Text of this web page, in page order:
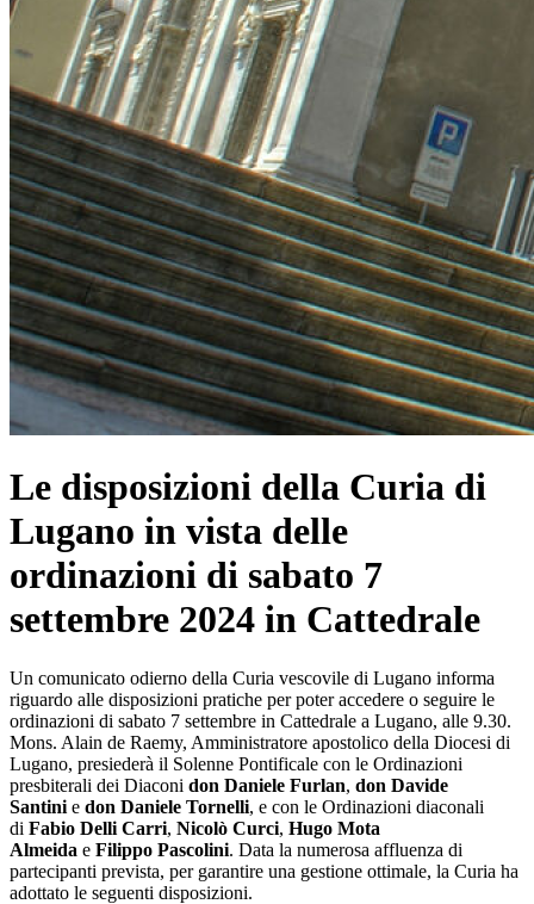
Le disposizioni della Curia di
Lugano in vista delle
ordinazioni di sabato 7
settembre 2024 in Cattedrale
Un comunicato odierno della Curia vescovile di Lugano informa
riguardo alle disposizioni pratiche per poter accedere o seguire le
ordinazioni di sabato 7 settembre in Cattedrale a Lugano, alle 9.30.
Mons. Alain de Raemy, Amministratore apostolico della Diocesi di
Lugano, presiederà il Solenne Pontificale con le Ordinazioni
presbiterali dei Diaconi don Daniele Furlan, don Davide
Santini e don Daniele Tornelli, e con le Ordinazioni diaconali
di Fabio Delli Carri, Nicolò Curci, Hugo Mota
Almeida e Filippo Pascolini. Data la numerosa affluenza di
partecipanti prevista, per garantire una gestione ottimale, la Curia ha
adottato le seguenti disposizioni.